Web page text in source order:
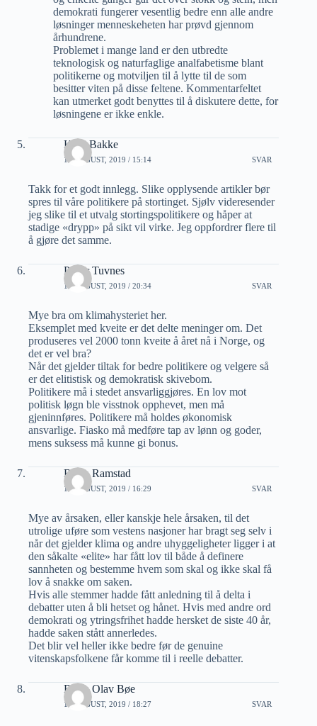
demokrati fungerer vesentlig bedre enn alle andre
løsninger menneskeheten har prøvd gjennom
århundrene.
Problemet i mange land er den utbredte
teknologisk og naturfaglige analfabetisme blant
politikerne og motviljen til å lytte til de som
besitter viten på disse feltene. Kommentarfeltet
kan utmerket godt benyttes til å diskutere dette, for
løsningene er ikke enkle.
Knut Bakke
17 AUGUST, 2019 / 15:14 SVAR
Takk for et godt innlegg. Slike opplysende artikler bør
spres til våre politikere på stortinget. Sjølv videresender
jeg slike til et utvalg stortingspolitikere og håper at
stadige «drypp» på sikt vil virke. Jeg oppfordrer flere til
å gjøre det samme.
Petter Tuvnes
17 AUGUST, 2019 / 20:34 SVAR
Mye bra om klimahysteriet her.
Eksemplet med kveite er det delte meninger om. Det
produseres vel 2000 tonn kveite å året nå i Norge, og
det er vel bra?
Når det gjelder tiltak for bedre politikere og velgere så
er det elitistisk og demokratisk skivebom.
Politikere må i stedet ansvarliggjøres. En lov mot
politisk løgn ble visstnok opphevet, men må
gjeninnføres. Politikere må holdes økonomisk
ansvarlige. Fiasko må medføre tap av lønn og goder,
mens suksess må kunne gi bonus.
Bjorn Ramstad
18 AUGUST, 2019 / 16:29 SVAR
Mye av årsaken, eller kanskje hele årsaken, til det
utrolige uføre som vestens nasjoner har bragt seg selv i
når det gjelder klima og andre uhyggeligheter ligger i at
den såkalte «elite» har fått lov til både å definere
sannheten og bestemme hvem som skal og ikke skal få
lov å snakke om saken.
Hvis alle stemmer hadde fått anledning til å delta i
debatter uten å bli hetset og hånet. Hvis med andre ord
demokrati og ytringsfrihet hadde hersket de siste 40 år,
hadde saken stått annerledes.
Det blir vel heller ikke bedre før de genuine
vitenskapsfolkene får komme til i reelle debatter.
Bjørn Olav Bøe
18 AUGUST, 2019 / 18:27 SVAR